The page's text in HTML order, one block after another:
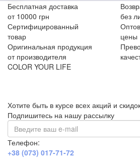
Бесплатная доставка
от 10000 грн
без
Сертифицированный
товар
цены
Оригинальная продукция
от производителя
COLOR YOUR LIFE
Хотите быть в курсе всех акций и
Подпишитесь на нашу рассылку
Телефон:
+38 (073) 017-71-72